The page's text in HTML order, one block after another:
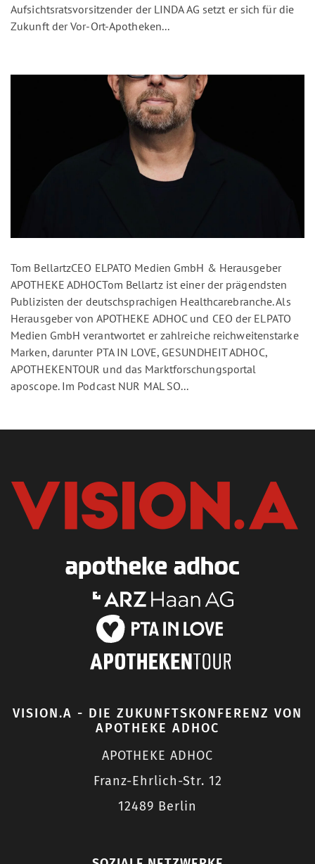
Aufsichtsratsvorsitzender der LINDA AG setzt er sich für die
Zukunft der Vor-Ort-Apotheken...
Tom BellartzCEO ELPATO Medien GmbH & Herausgeber
APOTHEKE ADHOCTom Bellartz ist einer der prägendsten
Publizisten der deutschsprachigen Healthcarebranche. Als
Herausgeber von APOTHEKE ADHOC und CEO der ELPATO
Medien GmbH verantwortet er zahlreiche reichweitenstarke
Marken, darunter PTA IN LOVE, GESUNDHEIT ADHOC,
APOTHEKENTOUR und das Marktforschungsportal
aposcope. Im Podcast NUR MAL SO...
VISION.A - DIE ZUKUNFTSKONFERENZ VON
APOTHEKE ADHOC
APOTHEKE ADHOC
Franz-Ehrlich-Str. 12
12489 Berlin